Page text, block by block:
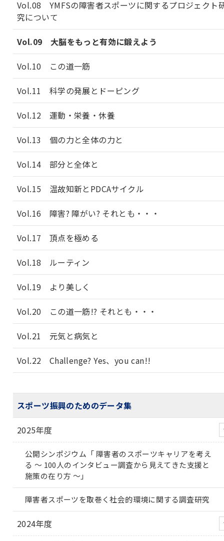
Vol.08 YMFSの障害者スポーツに関するプロジェクト
究について
Vol.09 大脳をもっと有効に鍛えよう
Vol.10 この道一筋
Vol.11 科学の発展とドーピング
Vol.12 運動・栄養・休養
Vol.13 個の力と全体の力と
Vol.14 部分と全体と
Vol.15 温故知新とPDCAサイクル
Vol.16 障害? 障がい? それとも・・・
Vol.17 頂点を極める
Vol.18 ルーティン
Vol.19 より美しく
Vol.20 この道一筋!? それとも・・・
Vol.21 元気と病気と
Vol.22 Challenge? Yes、you can!!
スポーツ振興のためのデータ集
2025年度
公開シンポジウム「 障害者のスポーツキャリアを考え
る ～ 100人のインタビュー調査から見えてきた支援と
施策の在り方 ～」
障害者スポーツを取巻く社会的環境に関する調査研究
2024年度